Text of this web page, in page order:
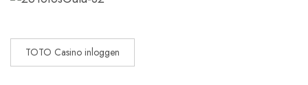
TOTO Casino inloggen